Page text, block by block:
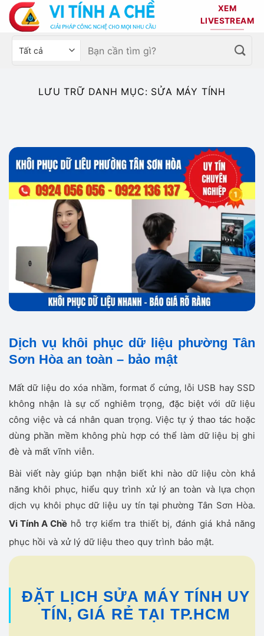
Bỏ
qua
nội
dung
XEM
LIVESTREAM
Chọn
Tìm
kiếm:
LƯU TRỮ DANH MỤC: SỬA MÁY TÍNH
Dịch vụ khôi phục dữ liệu phường Tân
Sơn Hòa an toàn – bảo mật
Mất dữ liệu do xóa nhầm, format ổ cứng, lỗi USB hay SSD
không nhận là sự cố nghiêm trọng, đặc biệt với dữ liệu
công việc và cá nhân quan trọng. Việc tự ý thao tác hoặc
dùng phần mềm không phù hợp có thể làm dữ liệu bị ghi
đè và mất vĩnh viễn.
Bài viết này giúp bạn nhận biết khi nào dữ liệu còn khả
năng khôi phục, hiểu quy trình xử lý an toàn và lựa chọn
dịch vụ khôi phục dữ liệu uy tín tại phường Tân Sơn Hòa.
Vi Tính A Chề hỗ trợ kiểm tra thiết bị, đánh giá khả năng
phục hồi và xử lý dữ liệu theo quy trình bảo mật.
ĐẶT LỊCH SỬA MÁY TÍNH UY
TÍN, GIÁ RẺ TẠI TP.HCM